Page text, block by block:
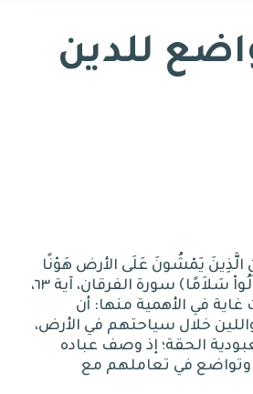
للدين
الَّذِينَ يَمْشُونَ عَلَى الأرض هَوْنًا
سَلاَمًا﴾ سورة الفرقان، آية
،
غاية في الأهمية منها: أن
خلال سياحتهم في الأرض،
الحقة؛ إذ وصف عباده
وتواضع في تعاملهم مع